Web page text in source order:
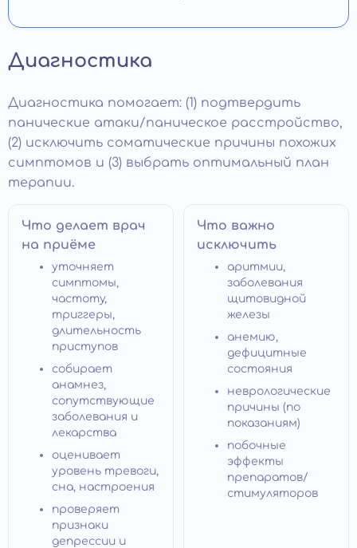
Диагностика
Диагностика помогает: (1) подтвердить
панические атаки/паническое расстройство,
(2) исключить соматические причины похожих
симптомов и (3) выбрать оптимальный план
терапии.
Что делает врач
на приёме
уточняет
симптомы,
частоту,
триггеры,
длительность
приступов
собирает
анамнез,
сопутствующие
заболевания и
лекарства
оценивает
уровень тревоги,
сна, настроения
проверяет
признаки
депрессии и
Что важно
исключить
аритмии,
заболевания
щитовидной
железы
анемию,
дефицитные
состояния
неврологические
причины (по
показаниям)
побочные
эффекты
препаратов/
стимуляторов